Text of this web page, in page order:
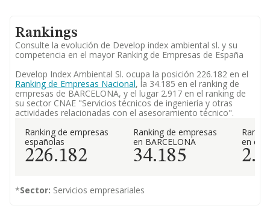
Rankings
Consulte la evolución de Develop index ambiental sl. y su
competencia en el mayor Ranking de Empresas de España
Develop Index Ambiental Sl. ocupa la posición 226.182 en el
Ranking de Empresas Nacional, la 34.185 en el ranking de
empresas de BARCELONA, y el lugar 2.917 en el ranking de
su sector CNAE "Servicios técnicos de ingeniería y otras
actividades relacionadas con el asesoramiento técnico".
Ranking de empresas
españolas
226.182
Ranking de empresas
en BARCELONA
34.185
en el
*Sector: Servicios empresariales